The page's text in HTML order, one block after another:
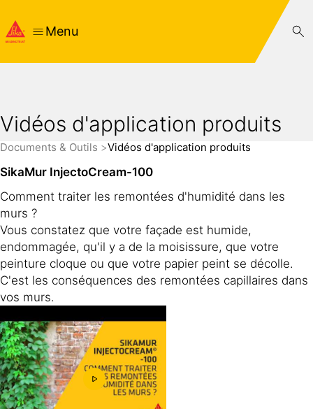
Menu
Vidéos d'application produits
Documents & Outils Vidéos d'application produits
SikaMur InjectoCream-100
Comment traiter les remontées d'humidité dans les
murs ?
Vous constatez que votre façade est humide,
endommagée, qu'il y a de la moisissure, que votre
peinture cloque ou que votre papier peint se décolle.
C'est les conséquences des remontées capillaires dans
vos murs.